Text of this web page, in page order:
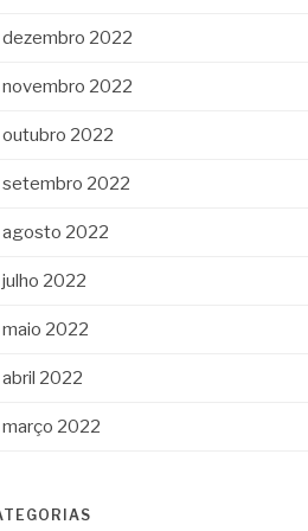
dezembro 2022
novembro 2022
outubro 2022
setembro 2022
agosto 2022
julho 2022
maio 2022
abril 2022
março 2022